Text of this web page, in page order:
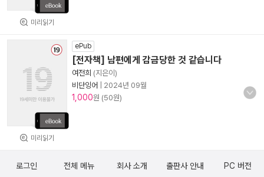
미리읽기
미리읽기
ePub
[전자책] 남편에게 감금당한 것 같습니다
여전희 (지은이)
비단잉어
2024년 09월
1,000원 (50원)
로그인 전체 메뉴 회사 소개 출판사 안내 PC 버전